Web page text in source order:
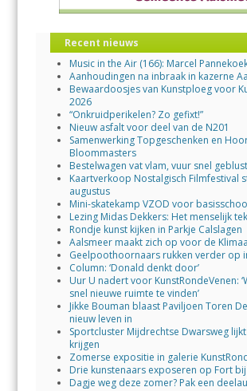
Recent nieuws
Music in the Air (166): Marcel
Aanhoudingen na inbraak in kazerne
Bewaardoosjes van Kunstploeg voor
2026
“Onkruidperikelen? Zo gefixt!”
Nieuw asfalt voor deel van de N201
Samenwerking Topgeschenken en
Bloommasters
Bestelwagen vat vlam, vuur snel
Kaartverkoop Nostalgisch Filmfestival
augustus
Mini-skatekamp VZOD voor
Lezing Midas Dekkers: Het menselijk
Rondje kunst kijken in Parkje Calslagen
Aalsmeer maakt zich op voor de
Geelpoothoornaars rukken verder op
Column: ‘Donald denkt door’
Uur U nadert voor KunstRondeVenen:
snel nieuwe ruimte te vinden’
Jikke Bouman blaast Paviljoen Toren
nieuw leven in
Sportcluster Mijdrechtse Dwarsweg
krijgen
Zomerse expositie in galerie
Drie kunstenaars exposeren op Fort
Dagje weg deze zomer? Pak een